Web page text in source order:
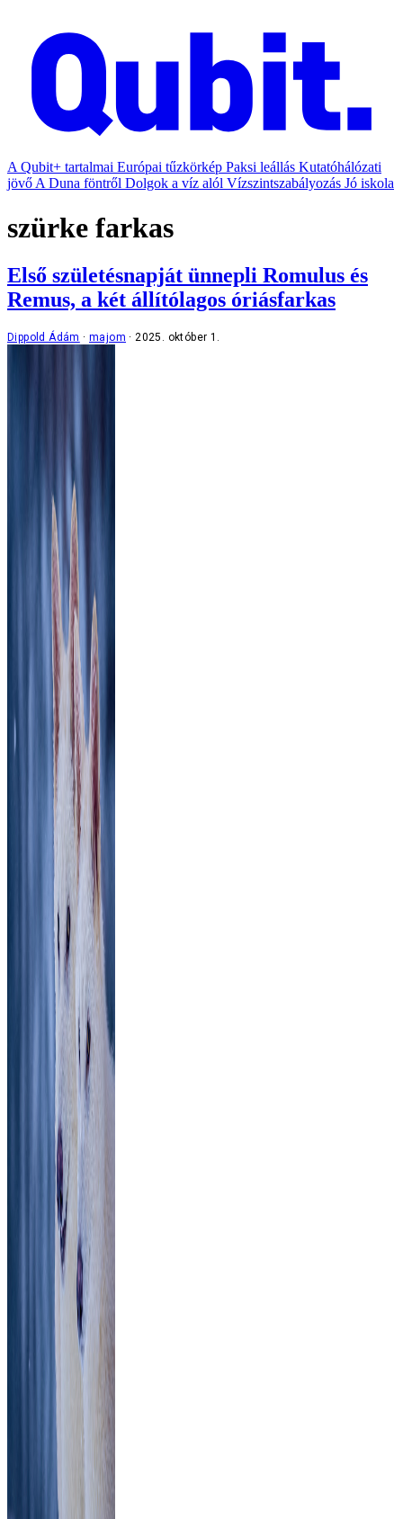
A Qubit+ tartalmai Európai tűzkörkép Paksi leállás Kutatóhálózati
jövő A Duna föntről Dolgok a víz alól Vízszintszabályozás Jó iskola
szürke farkas
Első születésnapját ünnepli Romulus és
Remus, a két állítólagos óriásfarkas
Dippold Ádám majom 2025. október 1.